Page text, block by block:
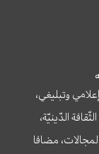
وتبليغي،
الدّينيّة،
مضافا